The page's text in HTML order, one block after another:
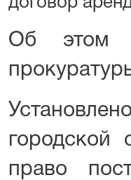
Об этом
городской
право